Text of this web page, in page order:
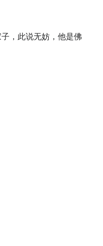
，此说无妨，他是佛